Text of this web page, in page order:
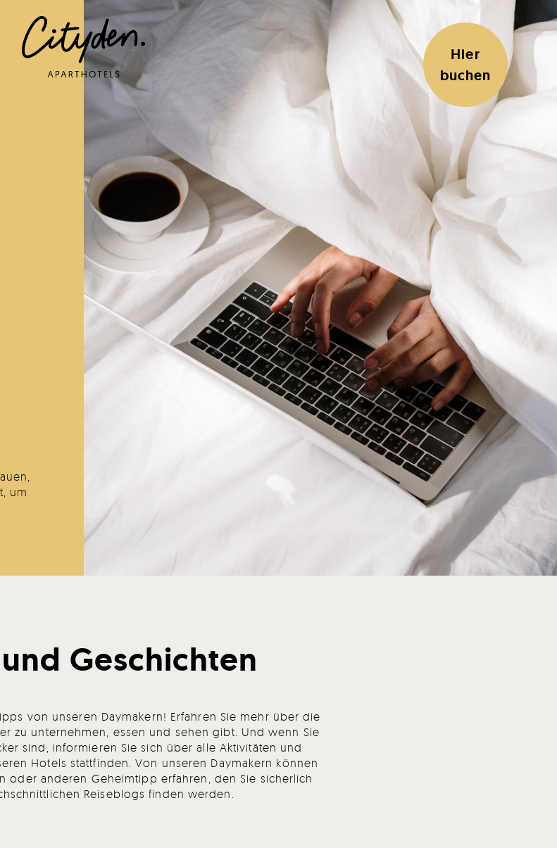
Hier
buchen
um
Geschichten
von unseren Daymakern! Erfahren Sie mehr über die
zu unternehmen, essen und sehen gibt. Und wenn Sie
sind, informieren Sie sich über alle Aktivitäten und
Hotels stattfinden. Von unseren Daymakern können
oder anderen Geheimtipp erfahren, den Sie sicherlich
Reiseblogs finden werden.